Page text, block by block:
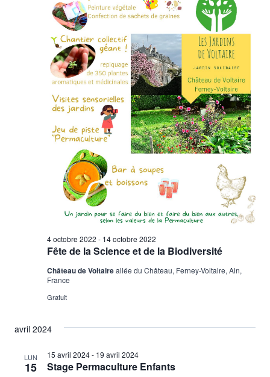
Fête de la Science et de la Biodiversité
4 octobre 2022 - 14 octobre 2022
Château de Voltaireallée du Château, Ferney-Voltaire, Ain,
France
Gratuit
avril 2024
LUN
15 Stage Permaculture Enfants
15 avril 2024- 19 avril 2024